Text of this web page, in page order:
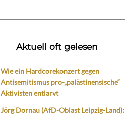
Aktuell oft gelesen
Wie ein Hardcorekonzert gegen
Antisemitismus pro-„palästinensische“
Aktivisten entlarvt
Jörg Dornau (AfD-Oblast Leipzig-Land):